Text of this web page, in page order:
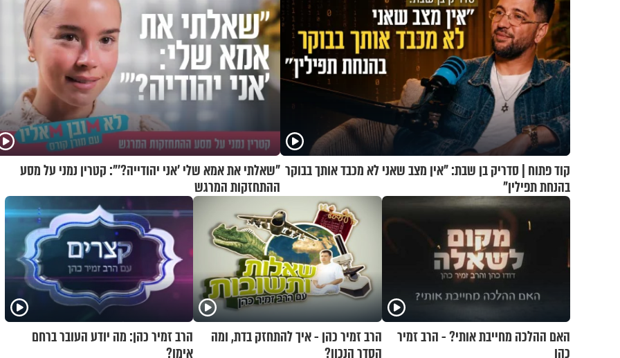
קוד פתוח | סדריק בן שבת: "אין מצב שאני לא מכבד אותך בבוקר
בהנחת תפילין"
"שאלתי את אמא שלי 'אני יהודייה?'": קטרין נמני על מסע
ההתחזקות המרגש
האם ההלכה מחייבת אותי? - הרב זמיר
כהן
הרב זמיר כהן - איך להתחזק בדת, ומה
הסדר הנכון?
הרב זמיר כהן: מה יודע העובר ברחם
אימו?